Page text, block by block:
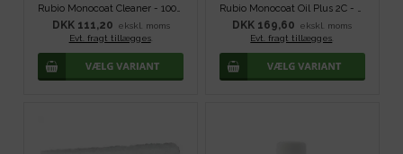
Rubio Monocoat Cleaner - 100 ml
DKK 111,20
ekskl. moms
Evt. fragt tillægges.
Rubio Monocoat Oil Plus 2C - Pure
DKK 169,60
ekskl. moms
Evt. fragt tillægges